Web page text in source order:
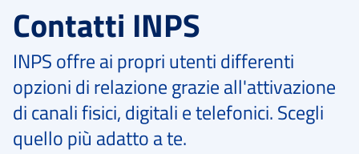
Contatti INPS
INPS offre ai propri utenti differenti
opzioni di relazione grazie all'attivazione
di canali fisici, digitali e telefonici. Scegli
quello più adatto a te.